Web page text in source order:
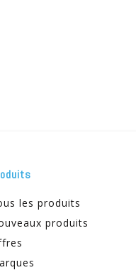
les produits
produits